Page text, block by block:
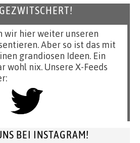
wir hier weiter unseren
Aber so ist das mit
grandiosen Ideen. Ein
wohl nix. Unsere X-Feeds
BEI INSTAGRAM!